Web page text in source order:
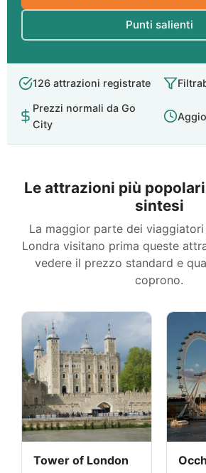
Punti salienti
126 attrazioni registrate
Prezzi normali da Go
City
Le attrazioni più
sintesi
La maggior parte dei
Londra visitano prima queste
vedere il prezzo standard e
coprono.
Tower of London